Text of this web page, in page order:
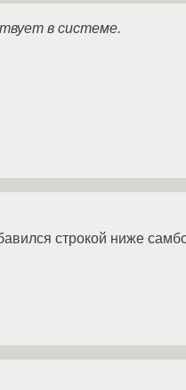
в системе.
строкой ниже